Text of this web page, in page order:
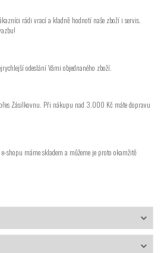
rádi vrací a kladně hodnotí naše zboží i servis.
odeslání Vámi objednaného zboží.
Zásilkovnu. Při nákupu nad 3.000 Kč máte dopravu
e-shopu máme skladem a můžeme je proto okamžitě